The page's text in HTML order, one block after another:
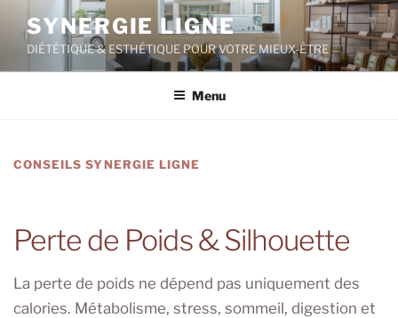
contenu
principal
SYNERGIE LIGNE
DIÉTÉTIQUE & ESTHÉTIQUE POUR VOTRE MIEUX-ÊTRE
Menu
CONSEILS SYNERGIE LIGNE
Perte de Poids & Silhouette
La perte de poids ne dépend pas uniquement des
calories. Métabolisme, stress, sommeil, digestion et